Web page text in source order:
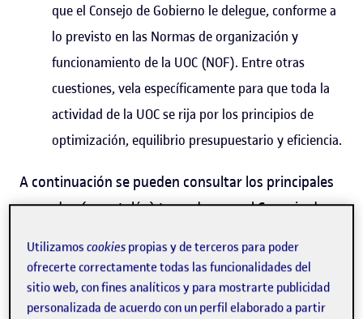
que el Consejo de Gobierno le delegue, conforme a
lo previsto en las Normas de organización y
funcionamiento de la UOC (NOF). Entre otras
cuestiones, vela específicamente para que toda la
actividad de la UOC se rija por los principios de
optimización, equilibrio presupuestario y eficiencia.
A continuación se pueden consultar los principales
acuerdos (en catalán) tomados por el Consejo de
2026
Utilizamoscookies propias y de terceros para poder
ofrecerte correctamente todas las funcionalidades del
sitio web, con fines analíticos y para mostrarte publicidad
personalizada de acuerdo con un perfil elaborado a partir